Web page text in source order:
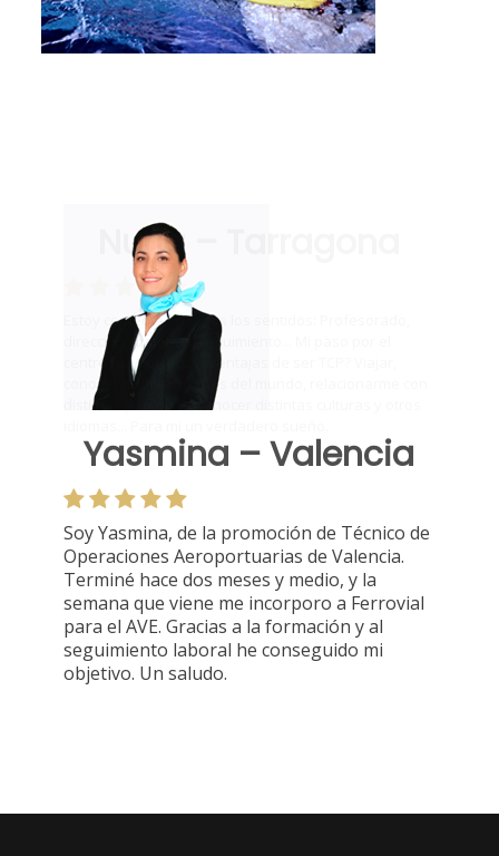
Yasmina – Valencia
Soy Yasmina, de la promoción de Técnico de
Operaciones Aeroportuarias de Valencia.
Terminé hace dos meses y medio, y la
semana que viene me incorporo a Ferrovial
para el AVE. Gracias a la formación y al
seguimiento laboral he conseguido mi
objetivo. Un saludo.